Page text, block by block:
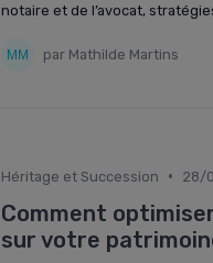
notaire et de l’avocat,
par Mathilde Martins
Héritage et Succession • 28/
Comment
sur votre